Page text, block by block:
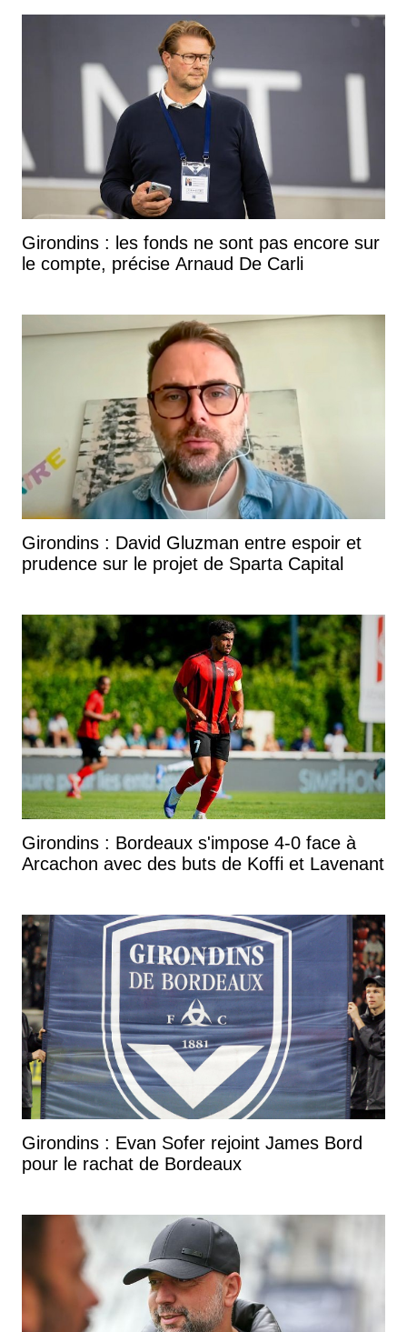
Girondins : les fonds ne sont pas encore sur
le compte, précise Arnaud De Carli
Girondins : David Gluzman entre espoir et
prudence sur le projet de Sparta Capital
Girondins : Bordeaux s'impose 4-0 face à
Arcachon avec des buts de Koffi et Lavenant
Girondins : Evan Sofer rejoint James Bord
pour le rachat de Bordeaux